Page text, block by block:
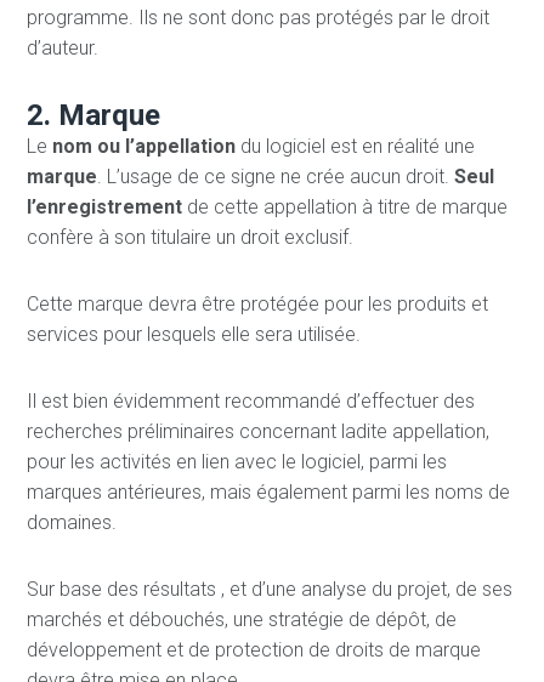
programme. Ils ne sont donc pas protégés par le droit
d’auteur.
2. Marque
Le nom ou l’appellation du logiciel est en réalité une
marque . L’usage de ce signe ne crée aucun droit.Seul
l’enregistrement de cette appellation à titre de marque
confère à son titulaire un droit exclusif.
Cette marque devra être protégée pour les produits et
services pour lesquels elle sera utilisée.
Il est bien évidemment recommandé d’effectuer des
recherches préliminaires concernant ladite appellation,
pour les activités en lien avec le logiciel, parmi les
marques antérieures, mais également parmi les noms de
domaines.
Sur base des résultats , et d’une analyse du projet, de ses
marchés et débouchés, une stratégie de dépôt, de
développement et de protection de droits de marque